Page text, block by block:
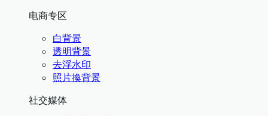
电商专区
白背景
透明背景
去浮水印
照片換背景
社交媒体